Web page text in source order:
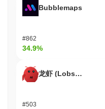
investitori riguardo alla
piattaforma ha
anche incidenti di
nella sua infrastruttura.
Bitmarket (BMK)
Approfondimenti
Bubblemaps
#862
34.9%
龙虾 (Lobster)
#503